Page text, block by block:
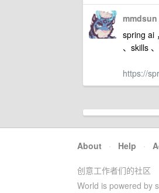
mmdsun
spring ai
、skills
https://
About · Help ·
创意工作者们的社区
World is powered by